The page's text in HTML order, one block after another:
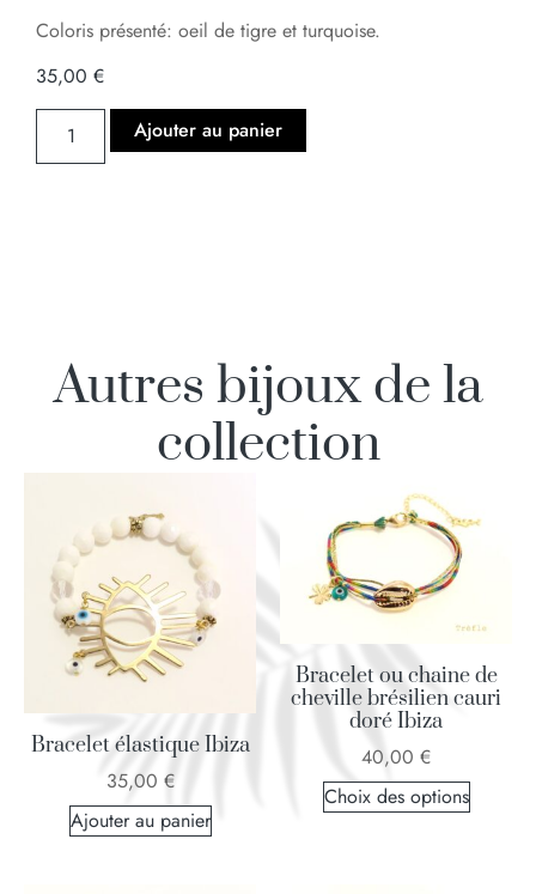
Coloris présenté: oeil de tigre et turquoise.
35,00 €
Ajouter au panier
Autres bijoux de la
collection
Bracelet élastique Ibiza
35,00 €
Ajouter au panier
Bracelet ou chaine de
cheville brésilien cauri
doré Ibiza
40,00 €
Choix des options